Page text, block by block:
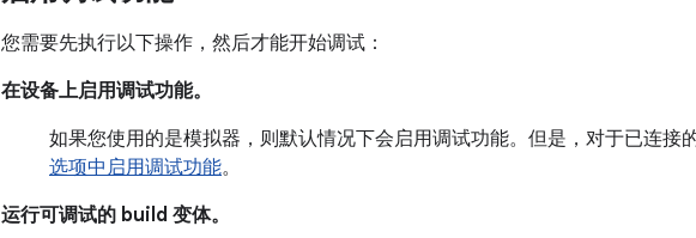
您需要先执行以下操作，然后才能开始调试：
在设备上启用调试功能。
如果您使用的是模拟器，则默认情况下会启用调试功能。但是，对于已连接
选项中启用调试功能。
运行可调试的 build 变体。